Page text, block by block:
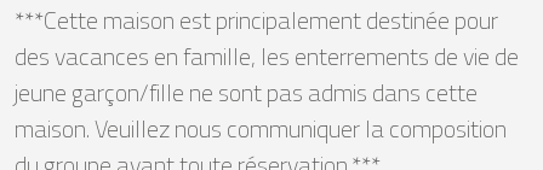
***Cette maison est principalement destinée pour
des vacances en famille, les enterrements de vie de
jeune garçon/fille ne sont pas admis dans cette
maison. Veuillez nous communiquer la composition